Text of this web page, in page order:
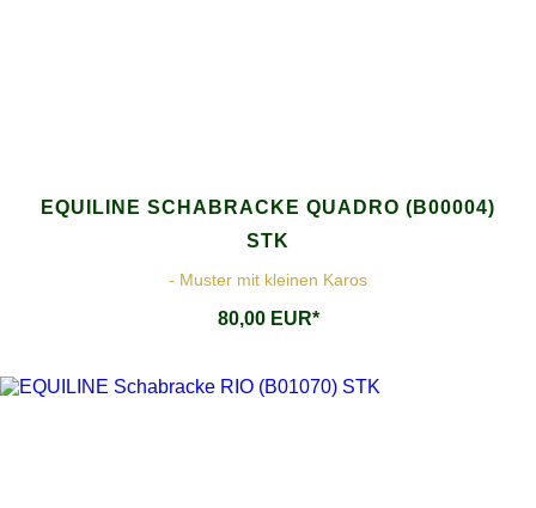
EQUILINE SCHABRACKE QUADRO (B00004)
STK
- Muster mit kleinen Karos
80,00 EUR*